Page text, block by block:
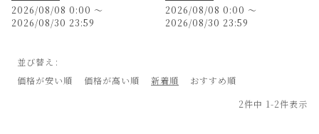
2026/08/08 0:00 〜
2026/08/30 23:59
2026/08/08 0:00 〜
2026/08/30 23:59
並び替え
価格が安い順
価格が高い順 新着順
おすすめ順
2件中 1-2件表示